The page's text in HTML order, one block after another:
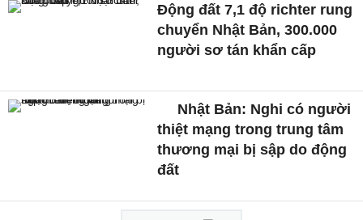
Động đất 7,1 độ richter rung
chuyển Nhật Bản, 300.000
người sơ tán khẩn cấp
Nhật Bản: Nghi có người
thiệt mạng trong trung tâm
thương mại bị sập do động
đất